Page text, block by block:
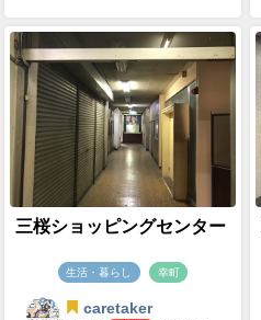
三桜ショッピングセンター
生活・暮らし 幸町
caretaker